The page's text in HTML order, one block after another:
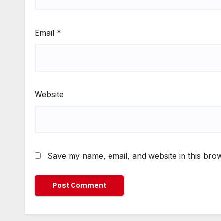
Email *
Website
Save my name, email, and website in this